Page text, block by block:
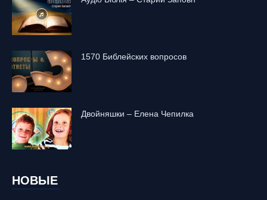
1570 Библейских вопросов
Двойняшки – Елена Чепилка
НОВЫЕ